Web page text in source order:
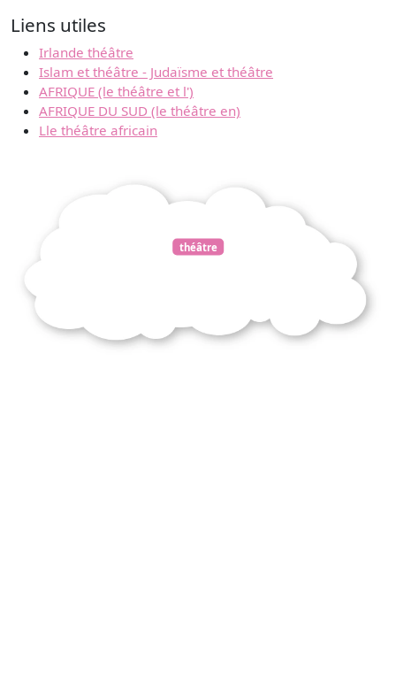
Liens utiles
Irlande théâtre
Islam et théâtre - Judaïsme et théâtre
AFRIQUE (le théâtre et l')
AFRIQUE DU SUD (le théâtre en)
Lle théâtre africain
théâtre